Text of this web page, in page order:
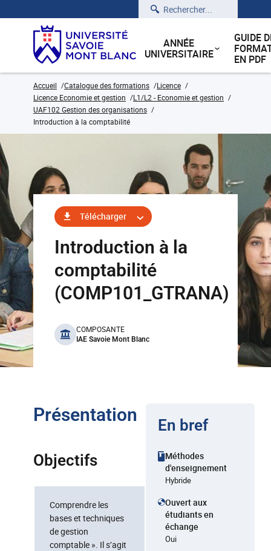
Rechercher
ANNÉE
UNIVERSITAIRE
GUIDE
EN PDF
Accueil Catalogue des formations
Licence
Licence Economie et gestion
L1/L2 - Economie et gestion
UAF102 Gestion des organisations
Introduction à la comptabilité
Télécharger
Introduction à la
comptabilité
(COMP101_GTRANA)
benefits
COMPOSANTE
IAE Savoie Mont Blanc
Présentation
Objectifs
Comprendre les
bases et techniques
de gestion
comptable ». Il s’agit
En bref
Méthodes
d'enseignement
Hybride
Ouvert aux
étudiants en
échange
Oui